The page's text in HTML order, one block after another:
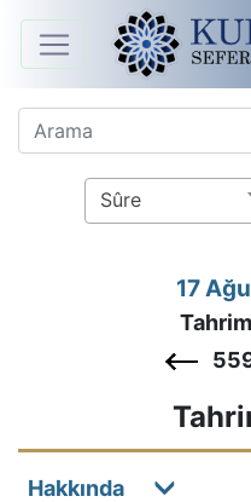
Anasayfa
Sûreler
Arapça
Kur'ân
Seferberliği
Sûre
17
Hakkında